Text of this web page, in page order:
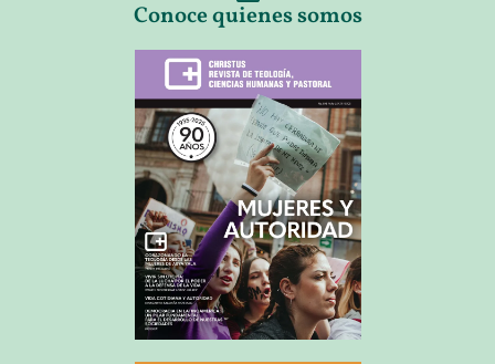
Conoce quienes somos